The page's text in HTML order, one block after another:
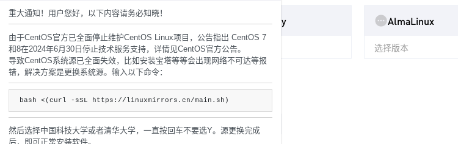
美国西雅图 G口宽带
美国洛杉矶 解锁
美国洛杉矶二区 推荐
美国洛杉矶GTT二区 ISP
美国洛杉矶GTT三区 ISP
Rocky AlmaLinux
选择版本
CPU 2核
1GB
重大通知！用户您好，以下内容请务必知晓！
由于CentOS官方已全面停止维护CentOS Linux项目，公告指出 CentOS 7
和8在2024年6月30日停止技术服务支持，详情见CentOS官方公告。
导致CentOS系统源已全面失效，比如安装宝塔等等会出现网络不可达等报
错，解决方案是更换系统源。输入以下命令：
bash <(curl -sSL https://linuxmirrors.cn/main.sh)
然后选择中国科技大学或者清华大学，一直按回车不要选Y。源更换完成
后，即可正常安装软件。